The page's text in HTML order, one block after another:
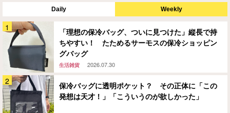
Daily Weekly
「理想の保冷バッグ、ついに見つけた」縦長で持
ちやすい！ たためるサーモスの保冷ショッピン
グバッグ
生活雑貨 2026.07.30
保冷バッグに透明ポケット？ その正体に「この
発想は天才！」「こういうのが欲しかった」